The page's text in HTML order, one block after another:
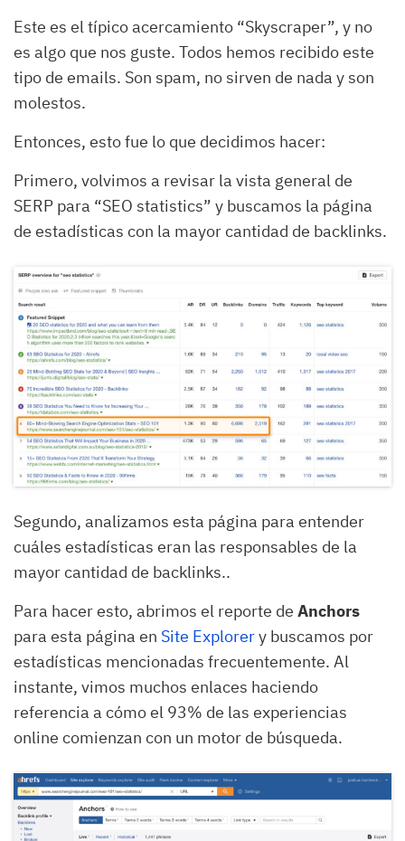
Este es el típico acercamiento “Skyscraper”, y no
es algo que nos guste. Todos hemos recibido este
tipo de emails. Son spam, no sirven de nada y son
molestos.
Entonces, esto fue lo que decidimos hacer:
Primero, volvimos a revisar la vista general de
SERP para “SEO statistics” y buscamos la página
de estadísticas con la mayor cantidad de backlinks.
Segundo, analizamos esta página para entender
cuáles estadísticas eran las responsables de la
mayor cantidad de backlinks..
Para hacer esto, abrimos el reporte de Anchors
para esta página en Site Explorery buscamos por
estadísticas mencionadas frecuentemente. Al
instante, vimos muchos enlaces haciendo
referencia a cómo el 93% de las experiencias
online comienzan con un motor de búsqueda.